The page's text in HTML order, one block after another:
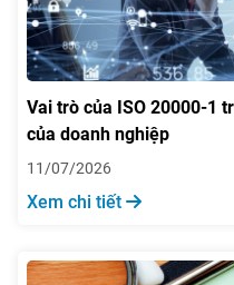
Vai trò của ISO 20000-1
của doanh nghiệp
11/07/2026
Xem chi tiết